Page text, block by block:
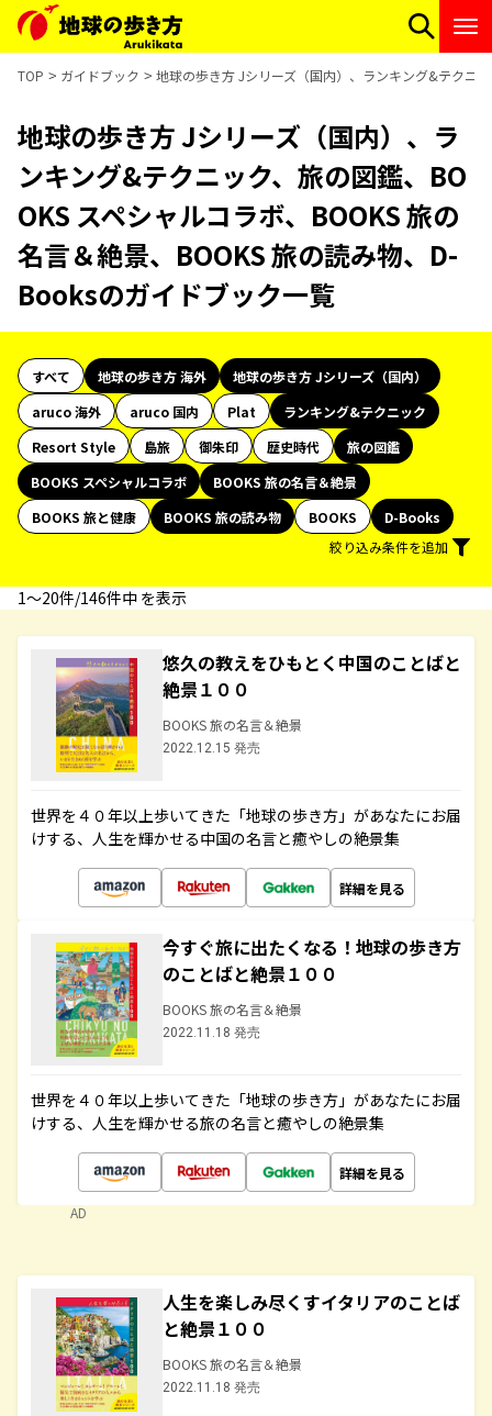
TOP ガイドブック 地球の歩き方 Jシリーズ（国内）、ランキング&テクニ
地球の歩き方 Jシリーズ（国内）、ラ
ンキング&テクニック、旅の図鑑、BO
OKS スペシャルコラボ、BOOKS 旅の
名言＆絶景、BOOKS 旅の読み物、D-
Booksのガイドブック一覧
すべて 地球の歩き方 海外
地球の歩き方 Jシリーズ（国内）
aruco 海外
aruco 国内 Plat
ランキング&テクニック
Resort Style
島旅 御朱印 歴史時代
旅の図鑑
BOOKS スペシャルコラボ
BOOKS 旅の名言＆絶景
BOOKS 旅と健康
BOOKS 旅の読み物 BOOKS
D-Books
絞り込み条件を追加
1〜20件/146件中 を表示
悠久の教えをひもとく中国のことばと
絶景１００
BOOKS 旅の名言＆絶景
2022.12.15 発売
世界を４０年以上歩いてきた「地球の歩き方」があなたにお届
けする、人生を輝かせる中国の名言と癒やしの絶景集
詳細を見る
今すぐ旅に出たくなる！地球の歩き方
のことばと絶景１００
BOOKS 旅の名言＆絶景
2022.11.18 発売
世界を４０年以上歩いてきた「地球の歩き方」があなたにお届
けする、人生を輝かせる旅の名言と癒やしの絶景集
詳細を見る
AD
人生を楽しみ尽くすイタリアのことば
と絶景１００
BOOKS 旅の名言＆絶景
2022.11.18 発売